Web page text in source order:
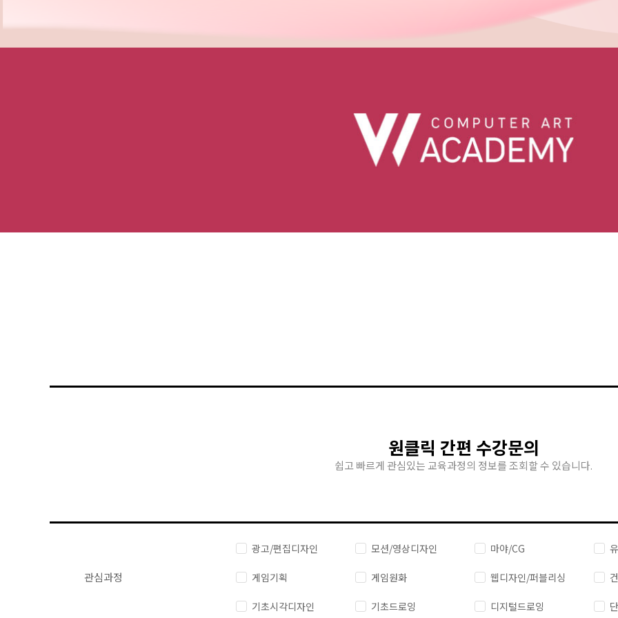
원클릭 간편 수강문의
쉽고 빠르게 관심있는 교육과정의 정보를 조회할 수 있습니다.
관심과정
광고/편집디자인 모션/영상디자인 마야/CG
게임기획 게임원화 웹디자인/퍼블리싱
기초시각디자인 기초드로잉 디지털드로잉